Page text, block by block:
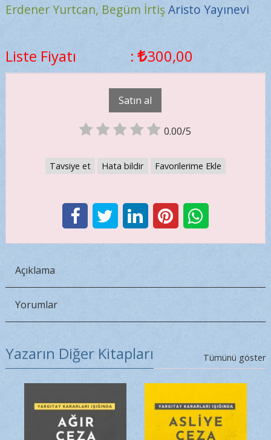
Erdener Yurtcan, Begüm İrtişAristo Yayınevi
Liste Fiyatı : 300,00
Satın al
0.00/5
Tavsiye et Hata bildir Favorilerime Ekle
Açıklama
Yorumlar
Yazarın Diğer Kitapları Tümünü göster